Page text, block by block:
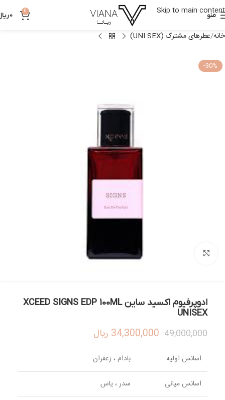
Skip to main content
منو 0
0
خانه عطرهای مشترک (UNI SEX)
-30%
ادوپرفیوم اکسید ساین XCEED SIGNS EDP 100ML
UNISEX
49,000,000
34,300,000 ریال
اسانس اولیه بادام ، زعفران
اسانس میانی سدر ، یاس